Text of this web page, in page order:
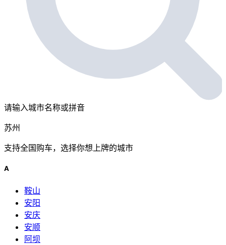
请输入城市名称或拼音
苏州
支持全国购车，选择你想上牌的城市
A
鞍山
安阳
安庆
安顺
阿坝